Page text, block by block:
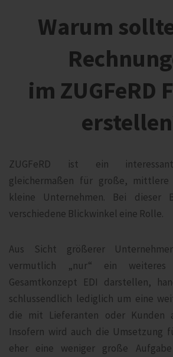
Warum
im ZUGFeRD
ZUGFeRD ist ein
gleichermaßen für große, mittlere
kleine Unternehmen. Bei dieser
verschiedene Blickwinkel eine Rolle.
Aus Sicht größerer
vermutlich „nur“ ein weiteres
Gesamtkonzept EDI darstellen,
schlussendlich lediglich um eine
die mit Lieferanten oder Kunden
Insofern wird auch die Umsetzung
eher eine weniger große